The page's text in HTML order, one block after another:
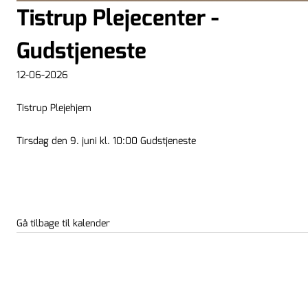
Tistrup Plejecenter -
Gudstjeneste
12-06-2026
Tistrup Plejehjem
Tirsdag den 9. juni kl. 10:00 Gudstjeneste
Gå tilbage til kalender